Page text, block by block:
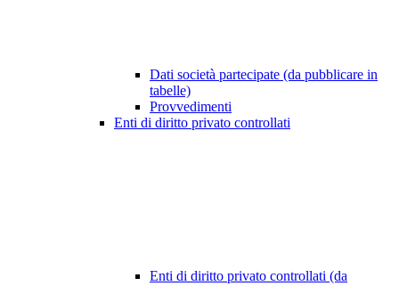
Dati società partecipate (da pubblicare in
tabelle)
Provvedimenti
Enti di diritto privato controllati
Enti di diritto privato controllati (da